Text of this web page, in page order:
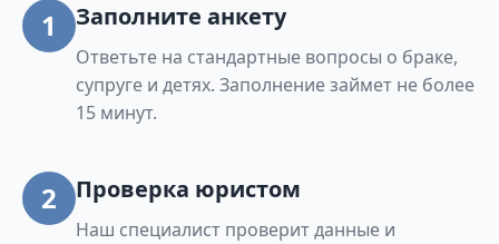
1 Заполните анкету
Ответьте на стандартные вопросы о браке,
супруге и детях. Заполнение займет не более
15 минут.
2 Проверка юристом
Наш специалист проверит данные и